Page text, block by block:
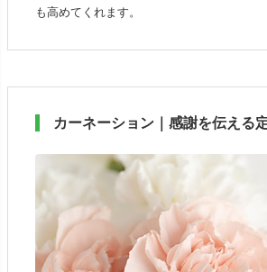
も高めてくれます。
カーネーション｜感謝を伝える